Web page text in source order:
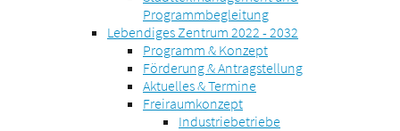
Programmbegleitung
Lebendiges Zentrum 2022 - 2032
Programm & Konzept
Förderung & Antragstellung
Aktuelles & Termine
Freiraumkonzept
Industriebetriebe